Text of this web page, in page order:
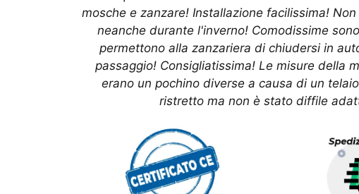
mosche e zanzare! Installazione facilissima!
neanche durante l'inverno! Comodissime
permettono alla zanzariera di chiudersi in
passaggio! Consigliatissima! Le misure della
erano un pochino diverse a causa di un
ristretto ma non è stato diffile